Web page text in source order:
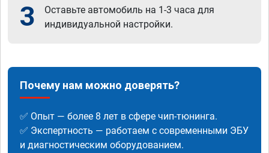
3
Оставьте автомобиль на 1-3 часа для
индивидуальной настройки.
Почему нам можно доверять?
✅ Опыт — более 8 лет в сфере чип-тюнинга.
✅ Экспертность — работаем с современными ЭБУ
и диагностическим оборудованием.